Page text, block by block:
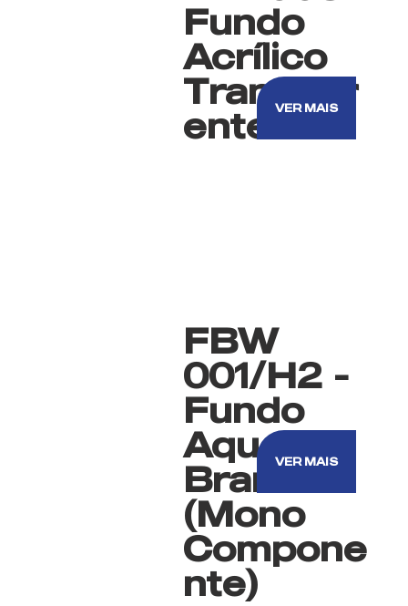
Fundo
Acrílico
Transpar
ente
VER MAIS
FBW
001/H2 -
Fundo
Aquoso
Branco
(Mono
Compone
nte)
VER MAIS